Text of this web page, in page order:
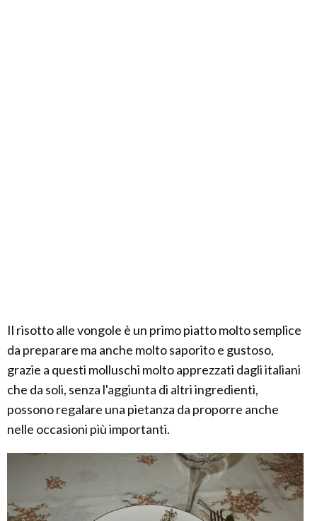
Il risotto alle vongole è un primo piatto molto semplice
da preparare ma anche molto saporito e gustoso,
grazie a questi molluschi molto apprezzati dagli italiani
che da soli, senza l'aggiunta di altri ingredienti,
possono regalare una pietanza da proporre anche
nelle occasioni più importanti.